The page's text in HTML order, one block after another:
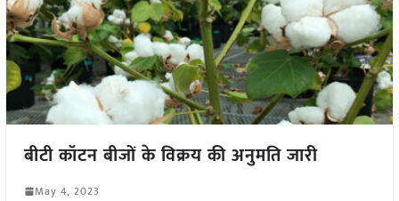
बीटी कॉटन बीजों के विक्रय की अनुमति जारी
May 4, 2023